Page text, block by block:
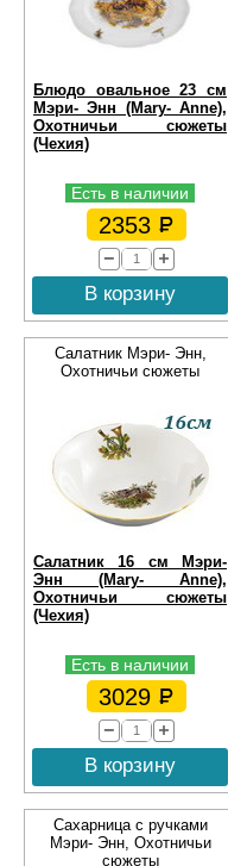
Блюдо овальное 23 см
Мэри- Энн (Mary- Anne),
Охотничьи сюжеты
(Чехия)
Есть в наличии
2353
В корзину
Салатник Мэри- Энн,
Охотничьи сюжеты
Салатник 16 см Мэри-
Энн (Mary- Anne),
Охотничьи сюжеты
(Чехия)
Есть в наличии
3029
В корзину
Сахарница с ручками
Мэри- Энн, Охотничьи
сюжеты